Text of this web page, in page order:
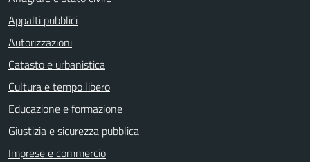
Appalti pubblici
Autorizzazioni
Catasto e urbanistica
Cultura e tempo libero
Educazione e formazione
Giustizia e sicurezza pubblica
Imprese e commercio